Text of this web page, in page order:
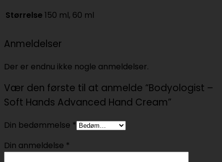
Størrelse 150 ml, 60 ml
Anmeldelser
Der er endnu ikke nogle anmeldelser.
Vær den første til at anmelde “Bodyologist –
Soft Hands Advanced Hand Cream”
Din bedømmelse *
Din anmeldelse *